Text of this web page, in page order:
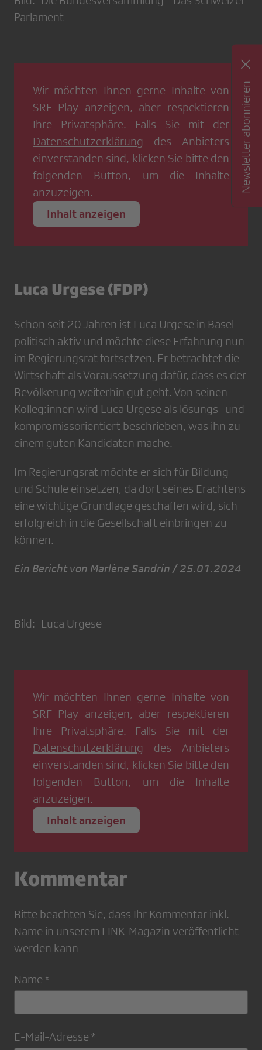
Parlament
Wir möchten Ihnen gerne Inhalte von
SRF Play anzeigen, aber respektieren
Ihre Privatsphäre. Falls Sie mit der
Datenschutzerklärung des Anbieters
einverstanden sind, klicken Sie bitte den
folgenden Button, um die Inhalte
anzuzeigen.
Inhalt anzeigen
Luca Urgese (FDP)
Schon seit 20 Jahren ist Luca Urgese in Basel
politisch aktiv und möchte diese Erfahrung nun
im Regierungsrat fortsetzen. Er betrachtet die
Wirtschaft als Voraussetzung dafür, dass es der
Bevölkerung weiterhin gut geht. Von seinen
Kolleg:innen wird Luca Urgese als lösungs- und
kompromissorientiert beschrieben, was ihn zu
einem guten Kandidaten mache.
Im Regierungsrat möchte er sich für Bildung
und Schule einsetzen, da dort seines Erachtens
eine wichtige Grundlage geschaffen wird, sich
erfolgreich in die Gesellschaft einbringen zu
können.
Ein Bericht von Marlène Sandrin / 25.01.2024
Bild: Luca Urgese
Wir möchten Ihnen gerne Inhalte von
SRF Play anzeigen, aber respektieren
Ihre Privatsphäre. Falls Sie mit der
Datenschutzerklärung des Anbieters
einverstanden sind, klicken Sie bitte den
folgenden Button, um die Inhalte
anzuzeigen.
Inhalt anzeigen
Kommentar
Bitte beachten Sie, dass Ihr Kommentar inkl.
Name in unserem LINK-Magazin veröffentlicht
werden kann
Name *
E-Mail-Adresse *
Newsletter abonnieren